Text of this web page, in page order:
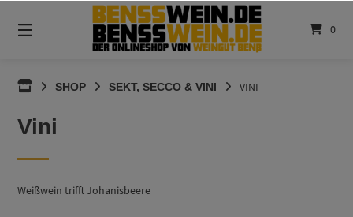
zum
0
BENSSWEIN.DE
SHOP SEKT, SECCO & VINI VINI
Vini
Weißwein trifft Johanisbeere